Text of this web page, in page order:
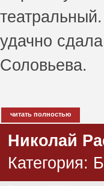
удачно
Соловьева.
читать полностью
Николай
Категория: